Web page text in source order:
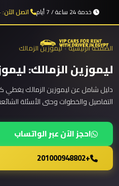
خدمة 24 ساعة / 7 أيام اتصل الآن:
الرئيسية
من نحن
الصفحة الرئيسية›ليموزين الزمالك
ليموزين الزمالك:
دليل شامل عن ليموزين الزمالك يغطي
التفاصيل والخطوات وحتى الأسئلة
احجز الآن عبر الواتساب
+201000948802
نقل
المجموعات
من
المطار
من
مطار
برج
الى
الساحل
الشمالي